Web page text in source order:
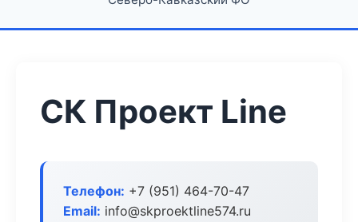
СК Проект Line
Телефон: +7 (951) 464-70-47
Email: info@skproektline574.ru